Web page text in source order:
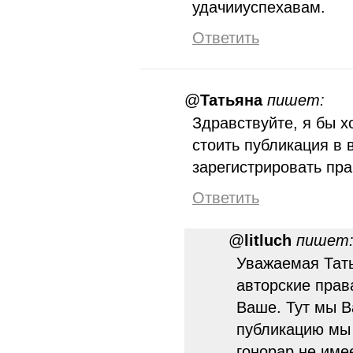
удачииуспехавам.
Ответить
@Татьяна пишет:
Здравствуйте, я бы
стоить публикация
зарегистрировать
Ответить
@ litluch пишет:
Уважаемая
авторские
Ваше. Тут мы
публикацию